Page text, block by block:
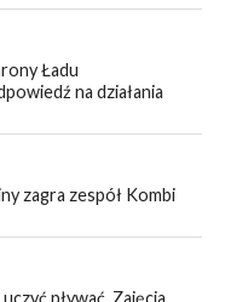
Ładu
na działania
zagra zespół Kombi
pływać. Zajęcia